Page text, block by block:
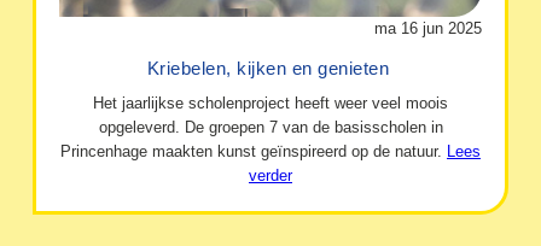
ma 16 jun 2025
Kriebelen, kijken en genieten
Het jaarlijkse scholenproject heeft weer veel moois
opgeleverd. De groepen 7 van de basisscholen in
Princenhage maakten kunst geïnspireerd op de natuur. Lees
verder